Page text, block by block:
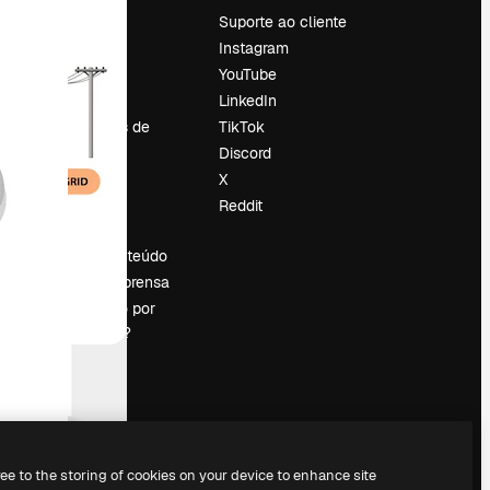
Reviews
Tendências de
Blog
Vender conteúdo
Sala de imprensa
Procurando por
magnific.ai?
Suporte ao cliente
Instagram
YouTube
LinkedIn
TikTok
Discord
X
Reddit
to the storing of cookies on your device to enhance site